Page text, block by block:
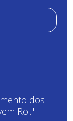
dos
Ro..."